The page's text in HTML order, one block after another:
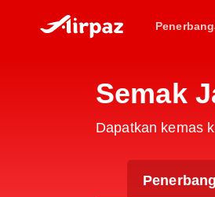
Semak
Dapatkan kemas